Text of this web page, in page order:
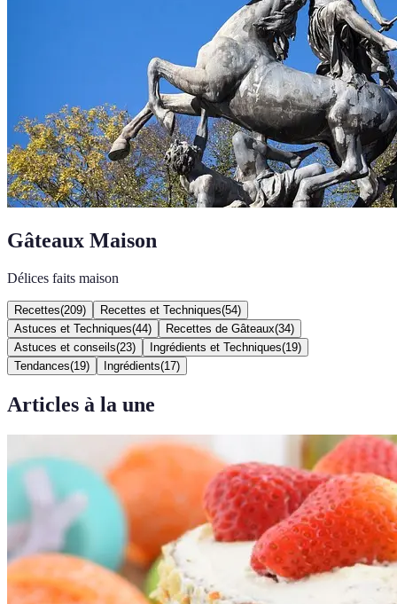
Gâteaux Maison
Délices faits maison
Recettes(209) Recettes et Techniques(54)
Astuces et Techniques(44) Recettes de Gâteaux(34)
Astuces et conseils(23) Ingrédients et Techniques(19)
Tendances(19) Ingrédients(17)
Articles à la une